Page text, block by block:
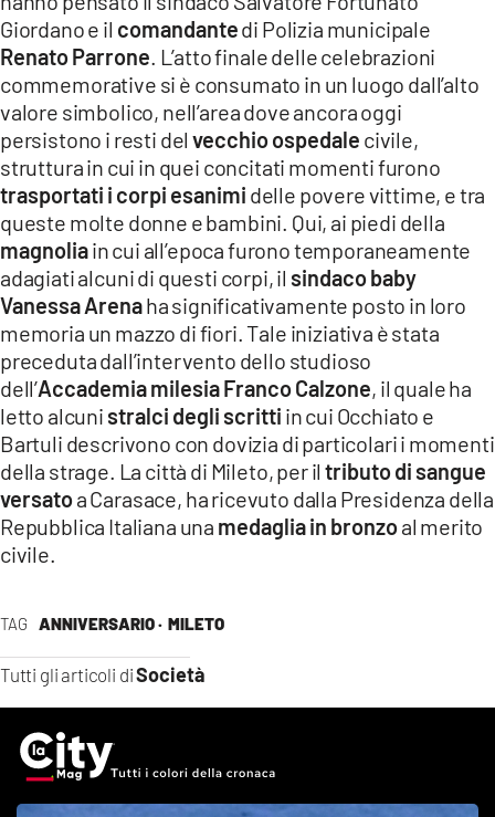
TAG ANNIVERSARIO · MILETO
Tutti gli articoli diSocietà
Giordano e il comandantedi Polizia municipale
Renato Parrone. L’atto finale delle celebrazioni
commemorative si è consumato in un luogo dall’alto
valore simbolico, nell’area dove ancora oggi
persistono i resti delvecchio ospedale civile,
struttura in cui in quei concitati momenti furono
trasportati i corpi esanimi delle povere vittime, e tra
queste molte donne e bambini. Qui, ai piedi della
magnoliain cui all’epoca furono temporaneamente
adagiati alcuni di questi corpi, il sindaco baby
Vanessa Arenaha significativamente posto in loro
memoria un mazzo di fiori. Tale iniziativa è stata
preceduta dall’intervento dello studioso
dell’Accademia milesia Franco Calzone, il quale ha
letto alcuni stralci degli scritti in cui Occhiato e
Bartuli descrivono con dovizia di particolari i momenti
della strage. La città di Mileto, per iltributo di sangue
versatoa Carasace, ha ricevuto dalla Presidenza della
Repubblica Italiana una medaglia in bronzoal merito
civile.